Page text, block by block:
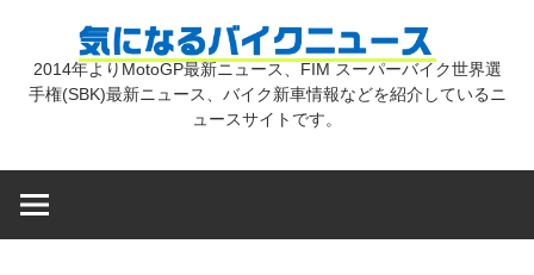
気
2014年よりMotoGP最新ニュース、FIM スーパーバイク世界選
手権(SBK)最新ニュース、バイク新車情報などを紹介しているニ
ュースサイトです。